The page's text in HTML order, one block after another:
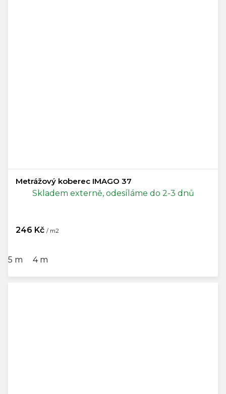
Metrážový koberec IMAGO 37
Skladem externě, odesíláme do 2-3 dnů
246 Kč / m2
5 m 4 m